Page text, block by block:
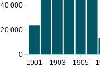
0
20 000
40 000
1901 1903 1905